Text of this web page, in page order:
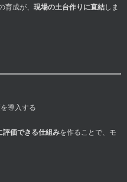
育成が、現場の土台作りに直結しま
導入する
評価できる仕組みを作ることで、モ